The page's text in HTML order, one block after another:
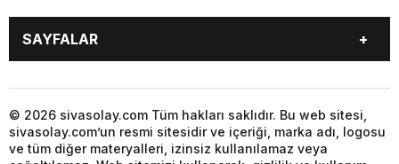
GÜNDEM
SPOR
YEREL HABERLER
SAYFALAR
KÜNYE
İLETİŞİM
© 2026 sivasolay.com Tüm hakları saklıdır. Bu web sitesi,
sivasolay.com’un resmi sitesidir ve içeriği, marka adı, logosu
ve tüm diğer materyalleri, izinsiz kullanılamaz veya